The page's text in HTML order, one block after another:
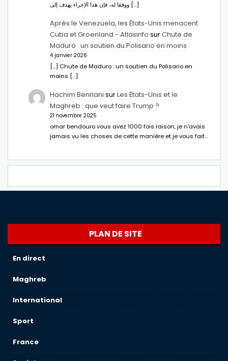
ووفقا له، فإن هذا الإجراء يهدف إلى […]
Après le Venezuela, les États-Unis menacent
Cuba et Groenland - Atlasinfo surChute de
Maduro : un soutien du Polisario en moins
4 janvier 2026
[…] Chute de Maduro : un soutien du Polisario en
moins […]
Hachim Bennani surLes États-Unis et le
Maghreb : que veut faire Trump ?
21 novembre 2025
omar bendouro vous avez 1000 fois raison, je n'avais
jamais vu les choses de cette manière et je vous fait…
PLAN DE SITE
En direct
Maghreb
International
Sport
France